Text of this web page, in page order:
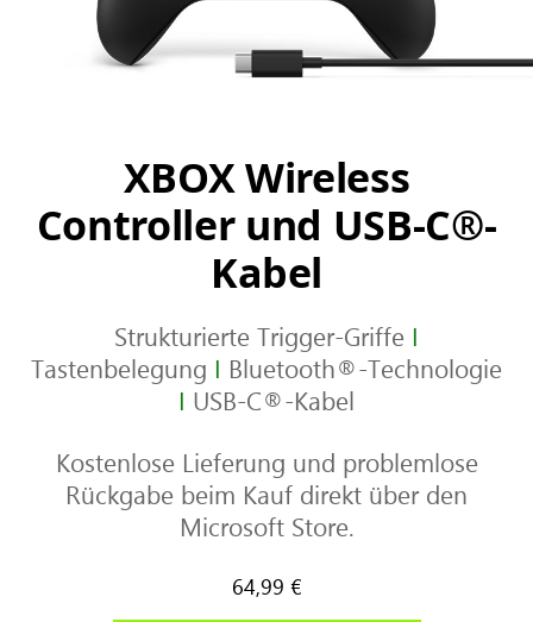
XBOX Wireless
Controller und USB-C®-
Kabel
Strukturierte Trigger-Griffe I
Tastenbelegung I Bluetooth®-Technologie
I USB-C®-Kabel
Kostenlose Lieferung und problemlose
Rückgabe beim Kauf direkt über den
Microsoft Store.
64,99 €